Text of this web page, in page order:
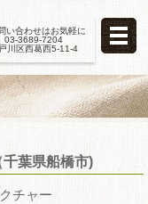
い合わせはお気軽に
03-3689-7204
川区西葛西5-11-4
葉県船橋市)
チャー